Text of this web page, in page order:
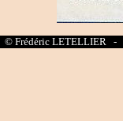
© Frédéric LETELLIER -